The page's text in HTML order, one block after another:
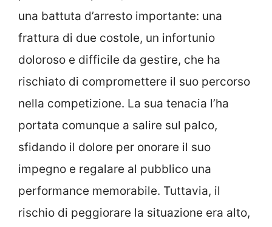
una battuta d’arresto importante: una
frattura di due costole, un infortunio
doloroso e difficile da gestire, che ha
rischiato di compromettere il suo percorso
nella competizione. La sua tenacia l’ha
portata comunque a salire sul palco,
sfidando il dolore per onorare il suo
impegno e regalare al pubblico una
performance memorabile. Tuttavia, il
rischio di peggiorare la situazione era alto,